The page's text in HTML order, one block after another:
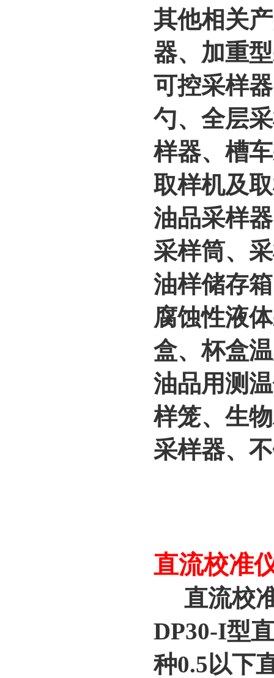
其他相关
器、加重
可控采样
勺、全层
样器、槽
取样机及
油品采样
采样筒、
油样储存
腐蚀性液
盒、杯盒
油品用测
样笼、生
采样器、
直流校准
直流校
DP30-I型
种0.5以下